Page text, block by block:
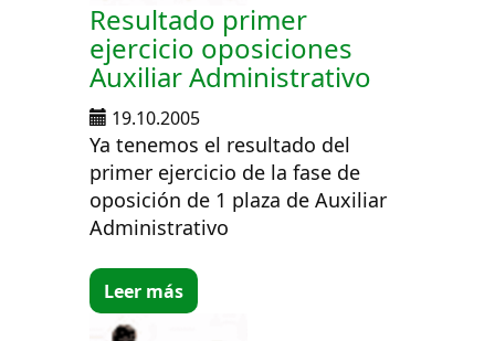
Resultado primer
ejercicio oposiciones
Auxiliar Administrativo
19.10.2005
Ya tenemos el resultado del
primer ejercicio de la fase de
oposición de 1 plaza de Auxiliar
Administrativo
Leer más